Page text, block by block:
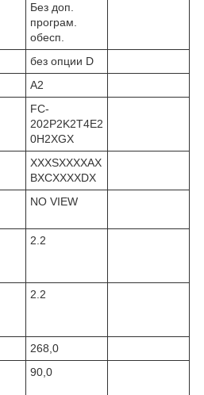
Без доп.
програм.
обесп.
без опции D
A2
FC-
202P2K2T4E2
0H2XGX
XXXSXXXXAX
BXCXXXXDX
NO VIEW
2.2
2.2
268,0
90,0